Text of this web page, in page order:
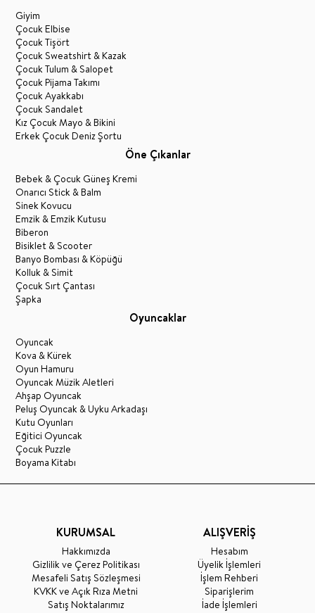
Giyim
Çocuk Elbise
Çocuk Tişört
Çocuk Sweatshirt & Kazak
Çocuk Tulum & Salopet
Çocuk Pijama Takımı
Çocuk Ayakkabı
Çocuk Sandalet
Kız Çocuk Mayo & Bikini
Erkek Çocuk Deniz Şortu
Öne Çıkanlar
Bebek & Çocuk Güneş Kremi
Onarıcı Stick & Balm
Sinek Kovucu
Emzik & Emzik Kutusu
Biberon
Bisiklet & Scooter
Banyo Bombası & Köpüğü
Kolluk & Simit
Çocuk Sırt Çantası
Şapka
Oyuncaklar
Oyuncak
Kova & Kürek
Oyun Hamuru
Oyuncak Müzik Aletleri
Ahşap Oyuncak
Peluş Oyuncak & Uyku Arkadaşı
Kutu Oyunları
Eğitici Oyuncak
Çocuk Puzzle
Boyama Kitabı
KURUMSAL
Hakkımızda
Gizlilik ve Çerez Politikası
Mesafeli Satış Sözleşmesi
KVKK ve Açık Rıza Metni
Satış Noktalarımız
ALIŞVERİŞ
Hesabım
Üyelik İşlemleri
İşlem Rehberi
Siparişlerim
İade İşlemleri